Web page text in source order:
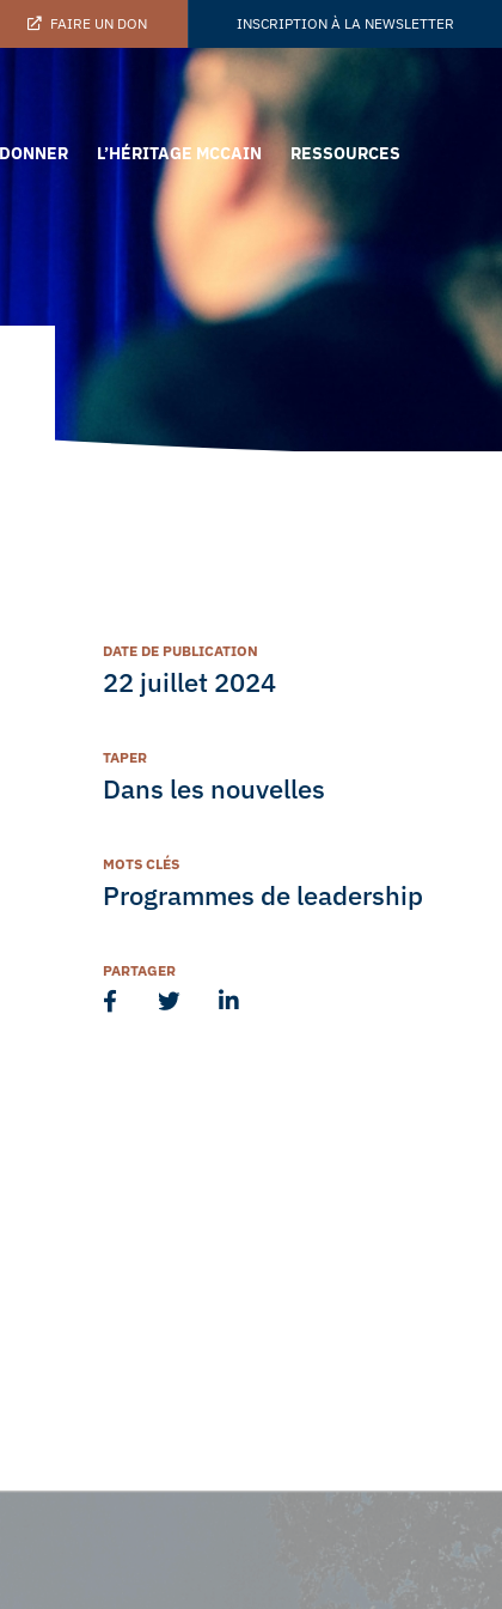
FAIRE UN DON INSCRIPTION À LA NEWSLETTER
L’HÉRITAGE MCCAIN RESSOURCES
DATE DE PUBLICATION
22 juillet 2024
TAPER
Dans les nouvelles
MOTS CLÉS
Programmes de leadership
PARTAGER